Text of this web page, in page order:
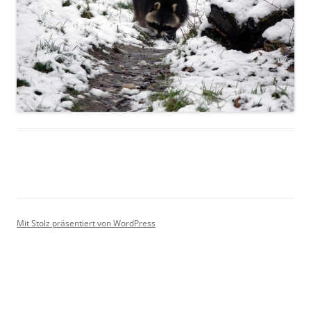
Mit Stolz präsentiert von WordPress